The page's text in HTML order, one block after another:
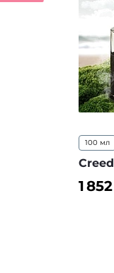
100 мл
Creed
1 852